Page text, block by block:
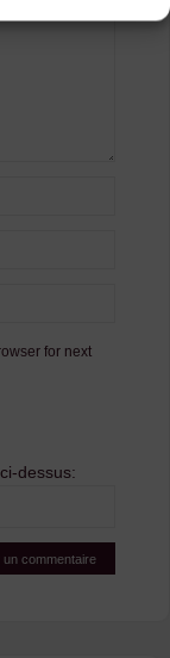
for next
dessus: